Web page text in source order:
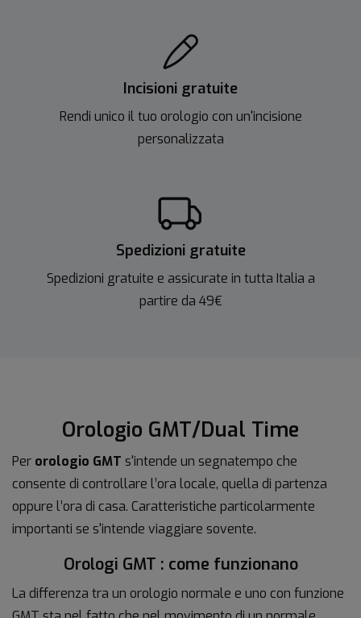
Incisioni gratuite
Rendi unico il tuo orologio con un'incisione
personalizzata
Spedizioni gratuite
Spedizioni gratuite e assicurate in tutta Italia a
partire da 49€
Orologio GMT/Dual Time
Per orologio GMT s'intende un segnatempo che
consente di controllare l’ora locale, quella di partenza
oppure l’ora di casa. Caratteristiche particolarmente
importanti se s'intende viaggiare sovente.
Orologi GMT : come funzionano
La differenza tra un orologio normale e uno con funzione